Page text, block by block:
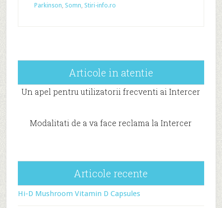
Parkinson, Somn, Stiri-info.ro
Articole in atentie
Un apel pentru utilizatorii frecventi ai Intercer
Modalitati de a va face reclama la Intercer
Articole recente
Hi-D Mushroom Vitamin D Capsules